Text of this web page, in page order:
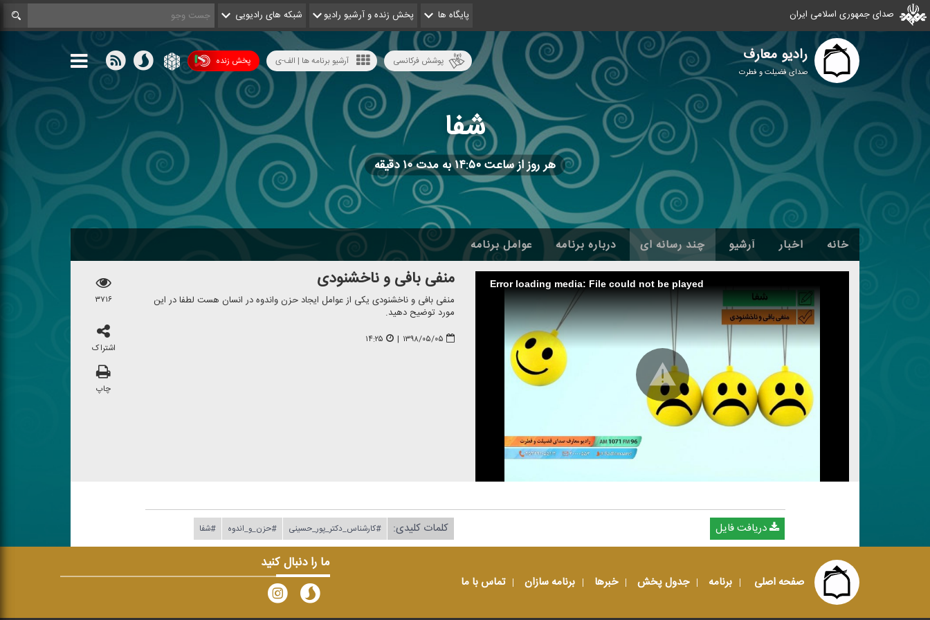
صدای جمهوری اسلامی ایران پایگاه ها پخش زنده و آرشیو رادیو شبکه های رادیویی
رادیو معارف
صدای فضیلت و فطرت
پخش زنده آرشیو برنامه ها | الف-ی پوشش فرکانسی
شفا
هر روز از ساعت ۱۴:۵۰ به مدت ۱۰ دقیقه
خانه اخبار آرشیو چند رسانه ای درباره برنامه عوامل برنامه
Error loading media: File could not be played منفی بافی و ناخشنودی
منفی بافی و ناخشنودی یكی از عوامل ایجاد حزن واندوه در انسان هست لطفا در این
مورد توضیح دهید.
۱۳۹۸/۰۵/۰۵ | ۱۴:۲۵
۳۷۱۶
اشتراک
چاپ
دریافت فایل کلمات کلیدی: #كارشناس_دكتر_پور_حسینی #حزن_و_اندوه #شفا
صفحه اصلی برنامه جدول پخش خبرها برنامه سازان تماس با ما
ما را دنبال کنید